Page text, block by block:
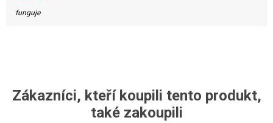
funguje
Zákazníci, kteří koupili tento produkt,
také zakoupili